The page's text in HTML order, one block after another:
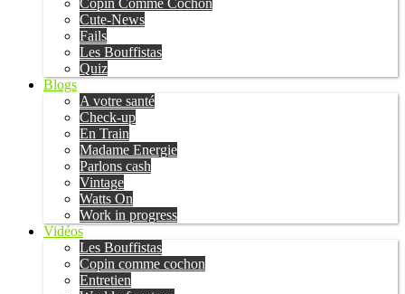
Copin Comme Cochon
Cute-News
Fails
Les Bouffistas
Quiz
Blogs
A votre santé
Check-up
En Train
Madame Energie
Parlons cash
Vintage
Watts On
Work in progress
Vidéos
Les Bouffistas
Copin comme cochon
Entretien